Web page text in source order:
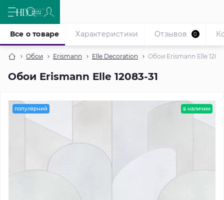
Обои Erismann Elle Decoration Обои Erismann Elle
Обои Erismann Elle 12083-31
Все о товаре Характеристики Отзывов 0
популярний в наличии